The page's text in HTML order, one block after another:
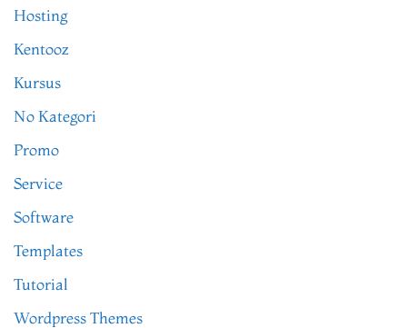
Hosting
Kentooz
Kursus
No Kategori
Promo
Service
Software
Templates
Tutorial
Wordpress Themes